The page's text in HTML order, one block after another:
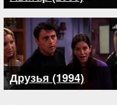
Друзья (1994)